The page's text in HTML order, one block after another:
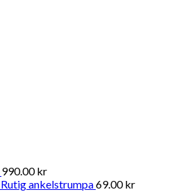
990.00kr
Rutig ankelstrumpa69.00kr